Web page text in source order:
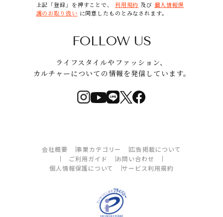
上記「登録」を押すことで、 利用規約 及び 個人情報保
護のお取り扱い に同意したものとみなされます。
FOLLOW US
ライフスタイルやファッション、
カルチャーについての情報を発信しています。
会社概要 事業カテゴリー
広告掲載について
ご利用ガイド
お問い合わせ
個人情報保護について
サービス利用規約